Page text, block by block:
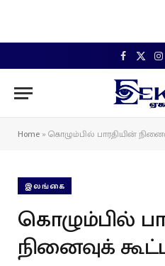
Facebook
X
Home » கொழும்பில் பாரதியின்
இலங்கை
கொழும்பில்
நினைவுக்